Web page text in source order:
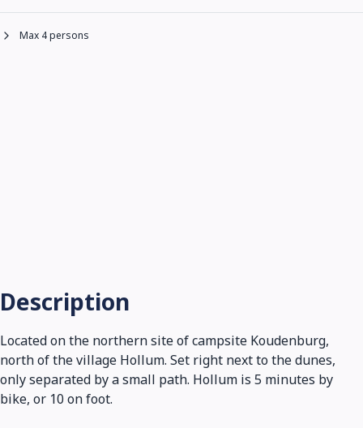
Description
Located on the northern site of campsite Koudenburg,
north of the village Hollum. Set right next to the dunes,
only separated by a small path. Hollum is 5 minutes by
bike, or 10 on foot.
Max 4 persons